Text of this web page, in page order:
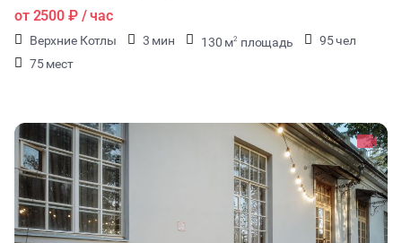
от 2500 ₽/ час
Верхние Котлы 3 мин 130 м2 площадь
95 чел
75 мест